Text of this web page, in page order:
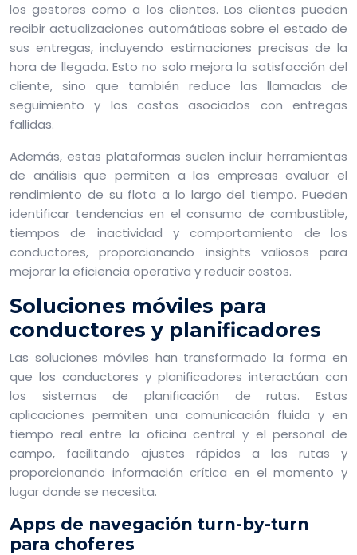
los gestores como a los clientes. Los clientes pueden
recibir actualizaciones automáticas sobre el estado de
sus entregas, incluyendo estimaciones precisas de la
hora de llegada. Esto no solo mejora la satisfacción del
cliente, sino que también reduce las llamadas de
seguimiento y los costos asociados con entregas
fallidas.
Además, estas plataformas suelen incluir herramientas
de análisis que permiten a las empresas evaluar el
rendimiento de su flota a lo largo del tiempo. Pueden
identificar tendencias en el consumo de combustible,
tiempos de inactividad y comportamiento de los
conductores, proporcionando insights valiosos para
mejorar la eficiencia operativa y reducir costos.
Soluciones móviles para
conductores y planificadores
Las soluciones móviles han transformado la forma en
que los conductores y planificadores interactúan con
los sistemas de planificación de rutas. Estas
aplicaciones permiten una comunicación fluida y en
tiempo real entre la oficina central y el personal de
campo, facilitando ajustes rápidos a las rutas y
proporcionando información crítica en el momento y
lugar donde se necesita.
Apps de navegación turn-by-turn
para choferes